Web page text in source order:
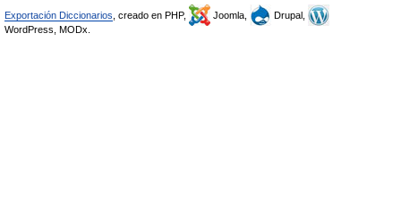
Exportación Diccionarios , creado en PHP, Joomla,
Drupal,
WordPress, MODx.